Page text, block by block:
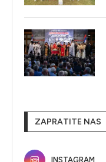
ZAPRATITE NAS
INSTAGRAM